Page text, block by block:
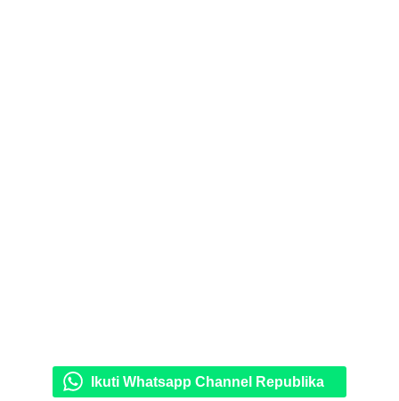
Ikuti Whatsapp Channel Republika